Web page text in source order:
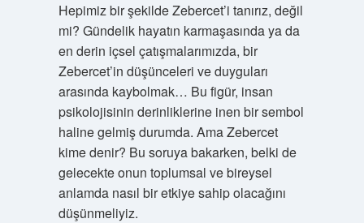
Hepimiz bir şekilde Zebercet’i tanırız, değil
mi? Gündelik hayatın karmaşasında ya da
en derin içsel çatışmalarımızda, bir
Zebercet’in düşünceleri ve duyguları
arasında kaybolmak… Bu figür, insan
psikolojisinin derinliklerine inen bir sembol
haline gelmiş durumda. Ama Zebercet
kime denir? Bu soruya bakarken, belki de
gelecekte onun toplumsal ve bireysel
anlamda nasıl bir etkiye sahip olacağını
düşünmeliyiz.